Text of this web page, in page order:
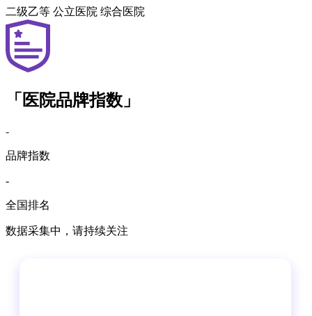
二级乙等 公立医院 综合医院
「医院品牌指数」
-
品牌指数
-
全国排名
数据采集中，请持续关注